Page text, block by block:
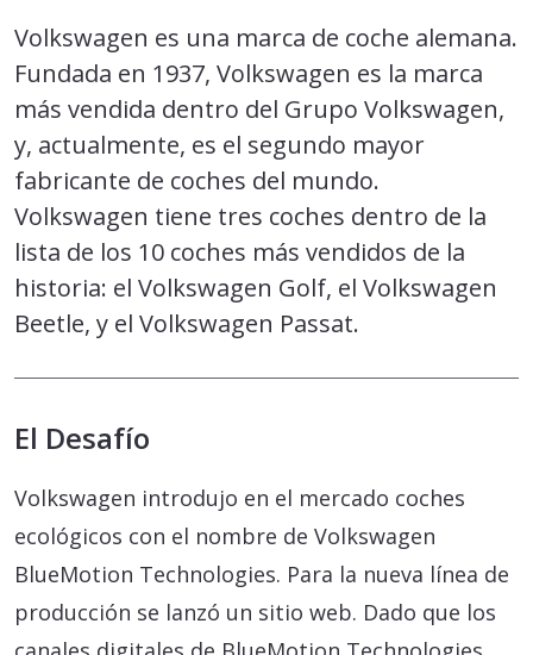
Volkswagen es una marca de coche alemana.
Fundada en 1937, Volkswagen es la marca
más vendida dentro del Grupo Volkswagen,
y, actualmente, es el segundo mayor
fabricante de coches del mundo.
Volkswagen tiene tres coches dentro de la
lista de los 10 coches más vendidos de la
historia: el Volkswagen Golf, el Volkswagen
Beetle, y el Volkswagen Passat.
El Desafío
Volkswagen introdujo en el mercado coches
ecológicos con el nombre de Volkswagen
BlueMotion Technologies. Para la nueva línea de
producción se lanzó un sitio web. Dado que los